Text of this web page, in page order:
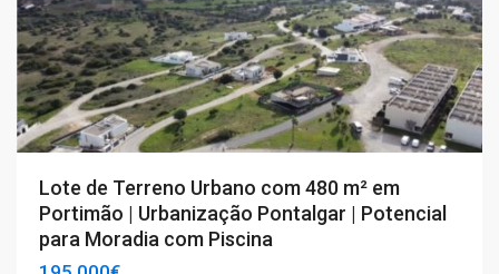
Lote de Terreno Urbano com 480 m² em
Portimão | Urbanização Pontalgar | Potencial
para Moradia com Piscina
Carla Moniz Soares – Mediação Imobiliária,
Sociedade Unipessoal Lda
AMI 21465
(+351) 924 004 829
csoares@magnificat-realestate.com